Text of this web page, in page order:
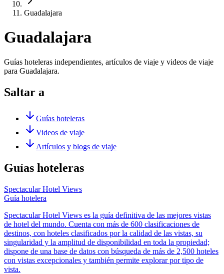
Guadalajara
Guadalajara
Guías hoteleras independientes, artículos de viaje y videos de viaje
para Guadalajara.
Saltar a
Guías hoteleras
Videos de viaje
Artículos y blogs de viaje
Guías hoteleras
Spectacular Hotel Views
Guía hotelera
Spectacular Hotel Views es la guía definitiva de las mejores vistas
de hotel del mundo. Cuenta con más de 600 clasificaciones de
destinos, con hoteles clasificados por la calidad de las vistas, su
singularidad y la amplitud de disponibilidad en toda la propiedad;
dispone de una base de datos con búsqueda de más de 2,500 hoteles
con vistas excepcionales y también permite explorar por tipo de
vista.